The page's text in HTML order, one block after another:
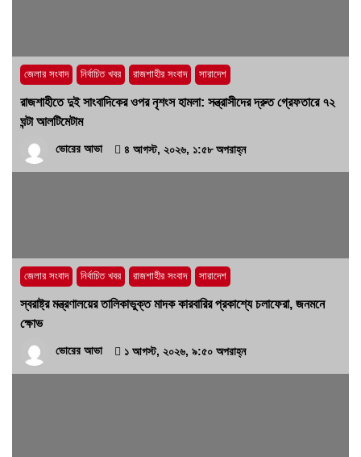
জেলার সংবাদ নির্বাচিত খবর রাজশাহীর সংবাদ সারাদেশ
রাজশাহীতে দুই সাংবাদিকের ওপর নৃশংস হামলা: সন্ত্রাসীদের দ্রুত গ্রেফতারে ৭২
ঘন্টা আলটিমেটাম
ভোরের আভা ৪ আগস্ট, ২০২৬, ১:৫৮ অপরাহ্ন
জেলার সংবাদ নির্বাচিত খবর রাজশাহীর সংবাদ সারাদেশ
স্বরাষ্ট্র মন্ত্রণালয়ের তালিকাভুক্ত মাদক কারবারির প্রকাশ্যে চলাফেরা, জনমনে
ক্ষোভ
ভোরের আভা ১ আগস্ট, ২০২৬, ৯:৫০ অপরাহ্ন